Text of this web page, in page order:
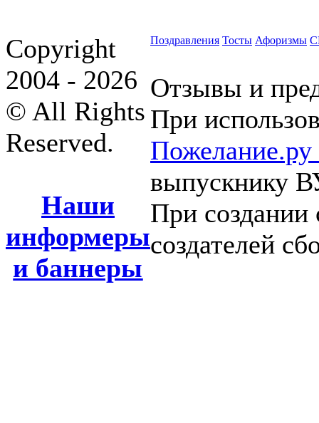
Copyright
2004 - 2026
© All Rights
Reserved.
Наши
информеры
и баннеры
Поздравления Тосты Афоризмы
Отзывы и
При
Пожелание.ру
выпускнику
При создании
создателей